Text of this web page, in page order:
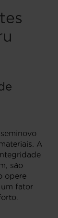
A
são
opere
fator